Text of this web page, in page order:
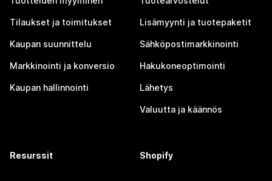
Tilaukset ja toimitukset
Kaupan suunnittelu
Markkinointi ja konversio
Kaupan hallinnointi
Lisämyynti ja tuotepaketit
Sähköpostimarkkinointi
Hakukoneoptimointi
Lähetys
Valuutta ja käännös
Resurssit Shopify